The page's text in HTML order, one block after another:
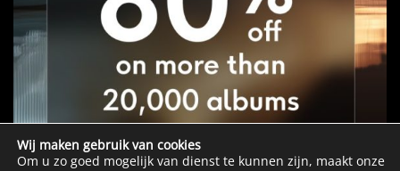
Wij maken gebruik van cookies
Om u zo goed mogelijk van dienst te kunnen zijn, maakt onze